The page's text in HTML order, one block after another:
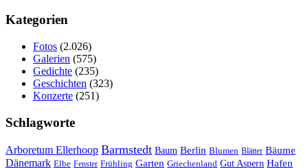
Kategorien
Fotos (2.026)
Galerien (575)
Gedichte (235)
Geschichten (323)
Konzerte (251)
Schlagworte
Arboretum Ellerhoop Barmstedt Baum Berlin Blumen Blätter Bäume
Dänemark Elbe Fenster Frühling Garten Griechenland Gut Aspern Hafen